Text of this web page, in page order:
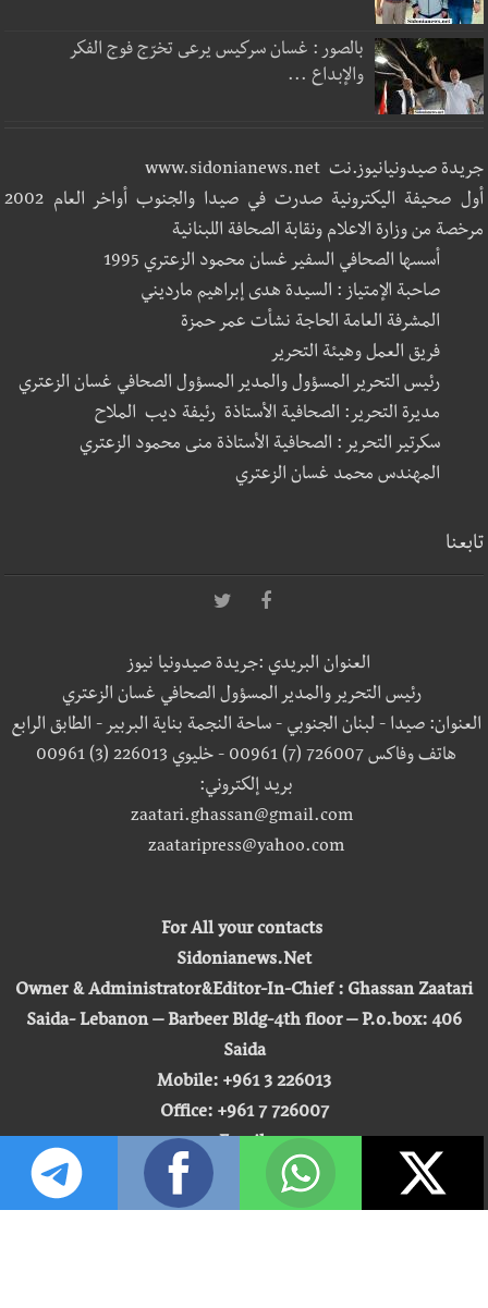
بالصور : غسان سركيس يرعى تخرّج فوج الفكر
والإبداع ...
جريدة صيدونيانيوز.نت www.sidonianews.net
أول صحيفة اليكترونية صدرت في صيدا والجنوب أواخر العام 2002
مرخصة من وزارة الاعلام ونقابة الصحافة اللبنانية
أسسها الصحافي السفير غسان محمود الزعتري 1995
صاحبة الإمتياز : السيدة هدى إبراهيم مارديني
المشرفة العامة الحاجة نشأت عمر حمزة
فريق العمل وهيئة التحرير
رئيس التحرير المسؤول والمدير المسؤول الصحافي غسان الزعتري
مديرة التحرير: الصحافية الأستاذة رئيفة ديب الملاح
سكرتير التحرير : الصحافية الأستاذة منى محمود الزعتري
المهندس محمد غسان الزعتري
تابعنا
العنوان البريدي :جريدة صيدونيا نيوز
رئيس التحرير والمدير المسؤول الصحافي غسان الزعتري
العنوان: صيدا - لبنان الجنوبي - ساحة النجمة بناية البربير - الطابق الرابع
هاتف وفاكس 726007 (7) 00961 - خليوي 226013 (3) 00961
بريد إلكتروني:
zaatari.ghassan@gmail.com
zaataripress@yahoo.com
For All your contacts
Sidonianews.Net
Owner & Administrator&Editor-In-Chief : Ghassan Zaatari
Saida- Lebanon – Barbeer Bldg-4th floor – P.o.box: 406
Saida
Mobile: +961 3 226013
Office: +961 7 726007
zaatari.ghassan@gmail.com
zaataripress@yahoo.com